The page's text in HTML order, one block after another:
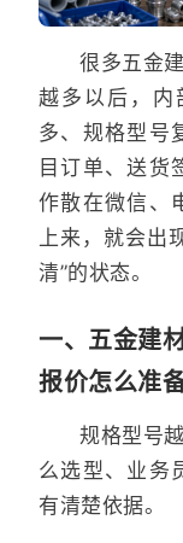
很多五金
越多以后，内
多、规格型号
目订单、送货
作散在微信、
上来，就会出
清”的状态。
一、五金建
报价怎么准
规格型号
么选型、业务
有清楚依据。